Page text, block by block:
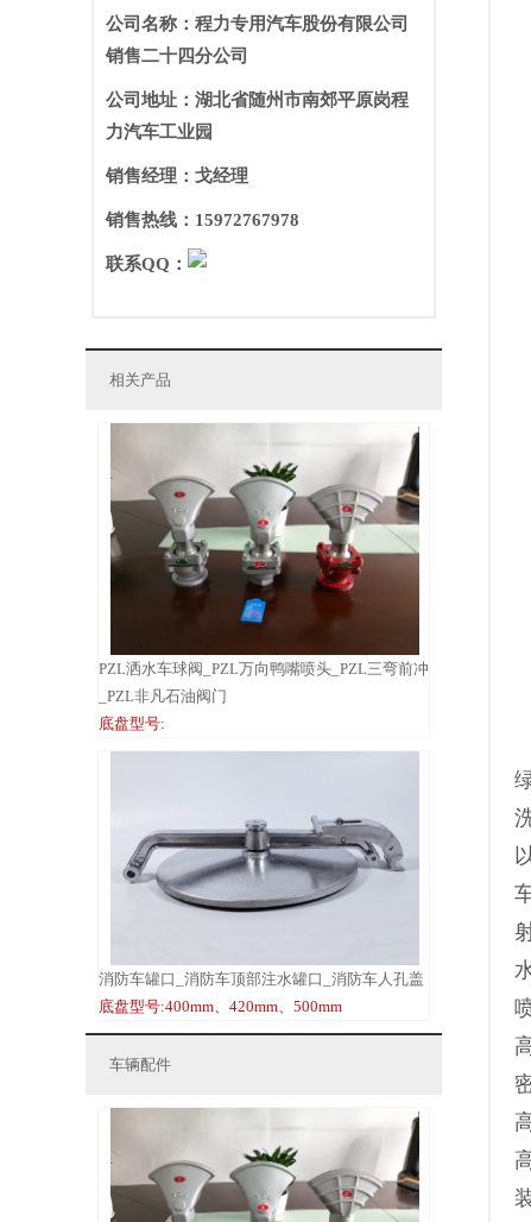
公司名称：程力专用汽车股份有限公司
销售二十四分公司
公司地址：湖北省随州市南郊平原岗程
力汽车工业园
销售经理：戈经理
销售热线：15972767978
联系QQ：
相关产品
PZL洒水车球阀_PZL万向鸭嘴喷头_PZL三弯前冲
_PZL非凡石油阀门
底盘型号:
消防车罐口_消防车顶部注水罐口_消防车人孔盖
底盘型号:400mm、420mm、500mm
车辆配件